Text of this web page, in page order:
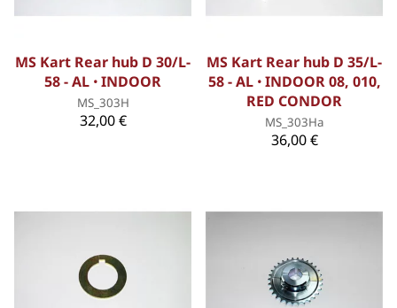
MS Kart Rear hub D 30/L-
58 - AL ꞏ INDOOR
MS_303H
32,00 €
MS Kart Rear hub D 35/L-
58 - AL ꞏ INDOOR 08, 010,
RED CONDOR
MS_303Ha
36,00 €